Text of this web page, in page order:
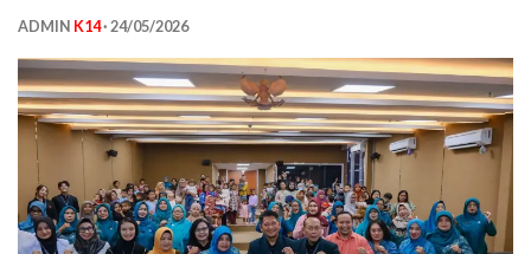
ADMIN K14· 24/05/2026